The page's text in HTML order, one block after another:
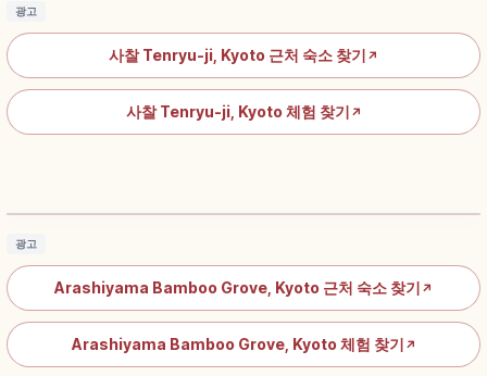
광고
사찰 Tenryu-ji, Kyoto 근처 숙소 찾기 ↗
사찰 Tenryu-ji, Kyoto 체험 찾기 ↗
광고
Arashiyama Bamboo Grove, Kyoto 근처 숙소 찾기 ↗
Arashiyama Bamboo Grove, Kyoto 체험 찾기 ↗